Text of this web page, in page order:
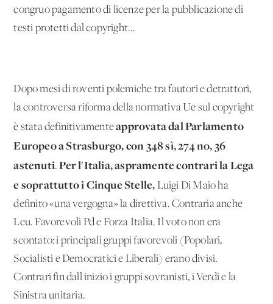
congruo pagamento di licenze per la pubblicazione di
testi protetti dal copyright...
Dopo mesi di roventi polemiche tra fautori e detrattori,
la controversa riforma della normativa Ue sul copyright
è stata definitivamenteapprovata dal Parlamento
Europeo a Strasburgo, con 348 sì, 274 no, 36
astenuti.Per l'Italia, aspramente contrari la Lega
e soprattutto i Cinque Stelle, Luigi Di Maio ha
definito «una vergogna» la direttiva. Contraria anche
Leu. Favorevoli Pd e Forza Italia. Il voto non era
scontato: i principali gruppi favorevoli (Popolari,
Socialisti e Democratici e Liberali) erano divisi.
Contrari fin dall'inizio i gruppi sovranisti, i Verdi e la
Sinistra unitaria.